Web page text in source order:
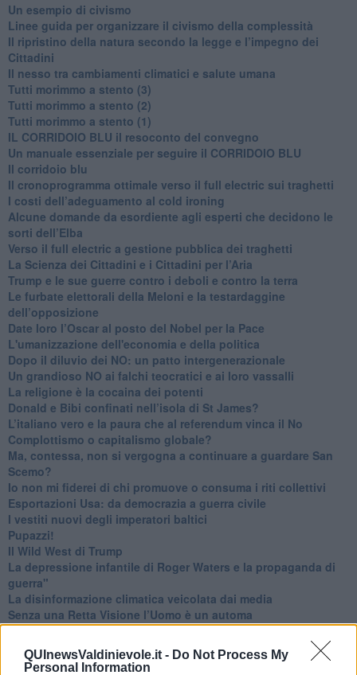
QUInewsValdinievole.it - Do Not Process My
Personal Information
​Un esempio di civismo
​Linee guida per organizzare il civismo della complessità
​Il ripristino della natura secondo la legge e l’impegno dei
Cittadini
Il nesso tra cambiamenti climatici e salute umana
Tutti morimmo a stento (3)
Tutti morimmo a stento (2)
​Tutti morimmo a stento (1)
IL CORRIDOIO BLU il resoconto del convegno
Un manuale essenziale per seguire il CORRIDOIO BLU
Il corridoio blu
​Il cronoprogramma ottimale verso il full electric sui traghetti
​I costi dell’adeguamento al cold ironing
Alcune domande da esordiente agli esperti che decidono le
sorti dell’Elba
Verso il full electric a gestione pubblica dei traghetti​
​La Scienza dei Cittadini e i Cittadini per l’Aria
Trump e le sue guerre contro i deboli e contro la terra
​Le furbate elettorali della Meloni e la testardaggine
dell’opposizione
​Date loro l’Oscar al posto del Nobel per la Pace
L'umanizzazione dell'economia e della politica
​Dopo il diluvio dei NO: un patto intergenerazionale
​Un grandioso NO ai falchi teocratici e ai loro vassalli
La religione è la cocaina dei potenti
Donald e Bibi confinati nell’isola di St James?
L’italiano vero e la paura che al referendum vinca il No
​Complottismo o capitalismo globale?
​Ma, contessa, non si vergogna a continuare a guardare San
Scemo?
​Io non mi fiderei di chi promuove o consuma i riti collettivi
Esportazioni Usa: da democrazia a guerra civile
​I vestiti nuovi degli imperatori baltici
​Pupazzi!
​Il Wild West di Trump
​La depressione infantile di Roger Waters e la propaganda di
guerra"
​La disinformazione climatica veicolata dai media
Senza una Retta Visione l’Uomo è un automa
​La propaganda bellica nostrana vs l’hasbarà dei sionisti
​La cleptocrazia e lo studio sociologico della propaganda di
guerra